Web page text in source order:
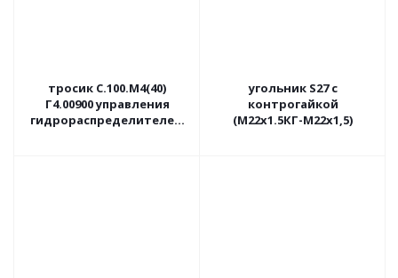
тросик С.100.М4(40)
Г4.00900 управления
гидрораспределителем
угольник S27 с
контрогайкой
(М22х1.5КГ-М22х1,5)